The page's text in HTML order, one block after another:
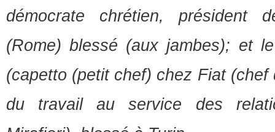
démocrate chrétien, président
(Rome) blessé (aux jambes); et
(capetto (petit chef) chez Fiat (chef
du travail au service des